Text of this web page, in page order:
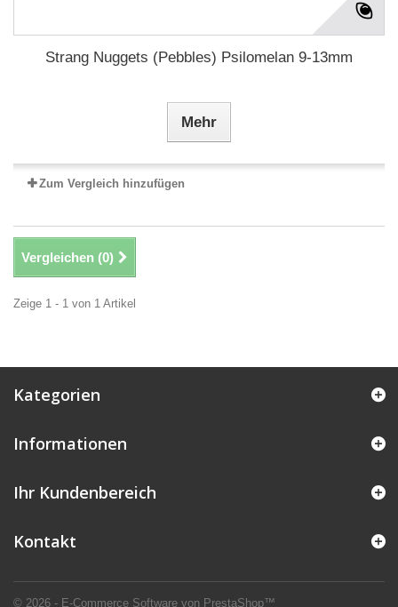
Strang Nuggets (Pebbles) Psilomelan 9-13mm
Mehr
Zum Vergleich hinzufügen
Vergleichen (0)
Zeige 1 - 1 von 1 Artikel
Kategorien
Informationen
© 2026 - E-Commerce Software von PrestaShop™
Ihr Kundenbereich
Kontakt